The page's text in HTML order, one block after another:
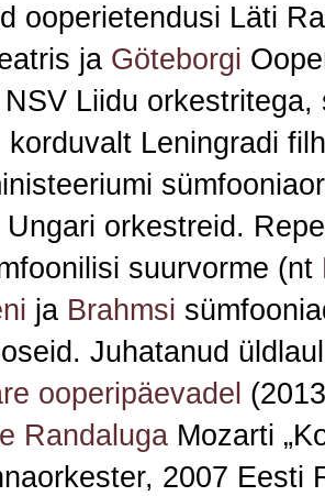
ooperietendusi Läti
ja Göteborgi
NSV Liidu
korduvalt Leningradi
orkestreid.
suurvorme (nt
ja Brahmsi
Juhatanud
ooperipäevadel
Randaluga Mozarti
2007 Eesti